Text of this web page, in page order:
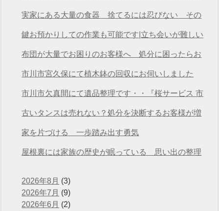
桜サービス市川店
実家にある大量の食器 捨てるには忍びない その
想いを次につなげる
鍵お預かりしての作業も可能です|立ち会いが難しい
方も安心の遺品整理
布団が大量でお困りのお客様へ 処分に困ったらお
任せください
市川市宮久保にて植木鉢の回収にお伺いしました
市川市欠真間にて遺品整理です・・『桜サービス 市
川店』
古いタンスは売れない？処分を決断するお客様が増
えています
家を片づける 一歩踏み出す勇気
屋根裏には家族の歴史が眠っている 思い出の整理
2026年8月 (3)
2026年7月 (9)
2026年6月 (2)